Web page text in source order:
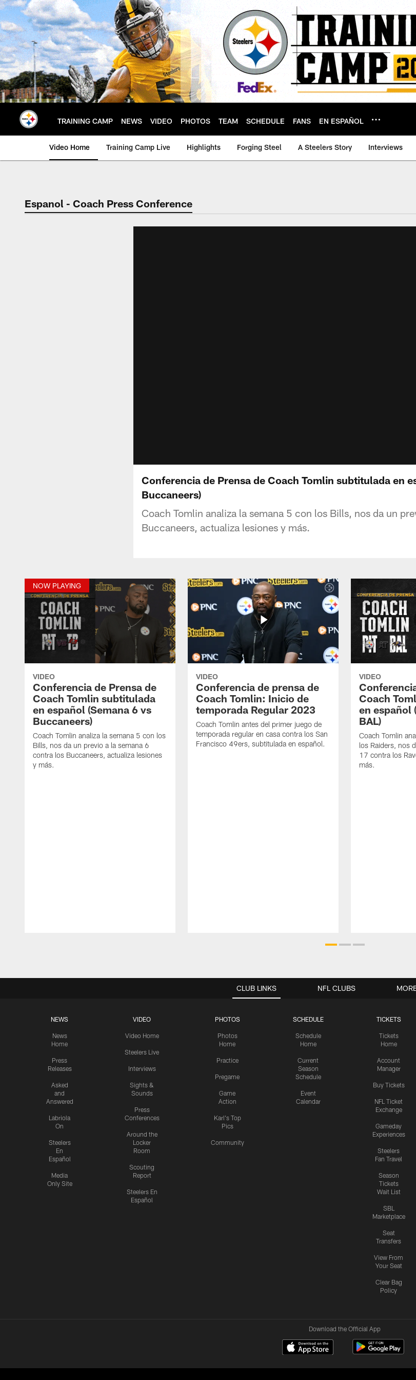
Skip
to
main
content
TRAINING CAMP NEWS VIDEO PHOTOS TEAM SCHEDULE FANS EN ESPAÑOL
Video Home Training Camp Live Highlights Forging Steel A Steelers Story Interviews
Espanol - Coach Press Conference
Conferencia de Prensa de Coach Tomlin subtitulada en
Buccaneers)
Coach Tomlin analiza la semana 5 con los Bills, nos da un
Buccaneers, actualiza lesiones y más.
NOW PLAYING
VIDEO
Conferencia de Prensa de
Coach Tomlin subtitulada
en español (Semana 6 vs
Buccaneers)
Coach Tomlin analiza la semana 5 con los
Bills, nos da un previo a la semana 6
contra los Buccaneers, actualiza lesiones
y más.
VIDEO
Conferencia de prensa de
Coach Tomlin: Inicio de
temporada Regular 2023
Coach Tomlin antes del primer juego de
temporada regular en casa contra los San
Francisco 49ers, subtitulada en español.
VIDEO
Coach
en español
BAL)
Coach Tomlin
los Raiders, nos
17 contra los
más.
CLUB LINKS
NEWS
News
Home
Press
Releases
Asked
and
Answered
Labriola
On
Steelers
En
Español
Media
Only Site
VIDEO
Video Home
Steelers Live
Interviews
Sights &
Sounds
Press
Conferences
Around the
Locker
Room
Scouting
Report
Steelers En
Español
PHOTOS
Photos
Home
Practice
Pregame
Game
Action
Karl's Top
Pics
Community
SCHEDULE
Schedule
Home
Current
Season
Schedule
Event
Calendar
TICKETS
Tickets
Home
Account
Manager
Buy Tickets
NFL Ticket
Exchange
Gameday
Experiences
Steelers
Fan Travel
Season
Tickets
Wait List
SBL
Marketplace
Seat
Transfers
View From
Your Seat
Clear Bag
Policy
NFL CLUBS
Download the Official App